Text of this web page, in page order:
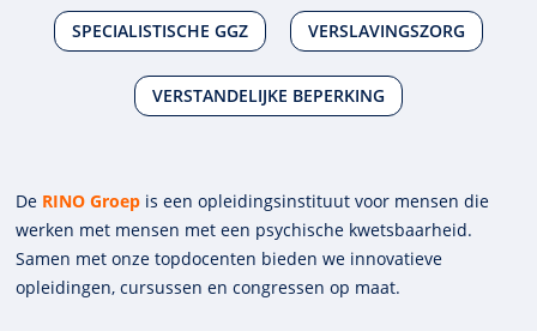
SPECIALISTISCHE GGZ VERSLAVINGSZORG
VERSTANDELIJKE BEPERKING
De RINO Groep is een opleidings­insti­tuut voor mensen die
werken met mensen met een psychische kwets­baar­heid.
Samen met onze top­docenten bieden we innova­tieve
opleidingen, cursussen en congres­sen op maat.